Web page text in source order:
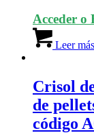
Acceder o
Leer más
Crisol
de
código